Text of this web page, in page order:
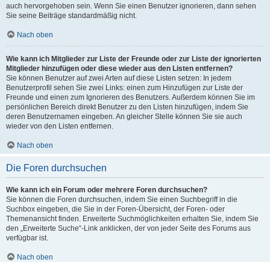
auch hervorgehoben sein. Wenn Sie einen Benutzer ignorieren, dann sehen
Sie seine Beiträge standardmäßig nicht.
Nach oben
Wie kann ich Mitglieder zur Liste der Freunde oder zur Liste der ignorierten
Mitglieder hinzufügen oder diese wieder aus den Listen entfernen?
Sie können Benutzer auf zwei Arten auf diese Listen setzen: In jedem
Benutzerprofil sehen Sie zwei Links: einen zum Hinzufügen zur Liste der
Freunde und einen zum Ignorieren des Benutzers. Außerdem können Sie im
persönlichen Bereich direkt Benutzer zu den Listen hinzufügen, indem Sie
deren Benutzernamen eingeben. An gleicher Stelle können Sie sie auch
wieder von den Listen entfernen.
Nach oben
Die Foren durchsuchen
Wie kann ich ein Forum oder mehrere Foren durchsuchen?
Sie können die Foren durchsuchen, indem Sie einen Suchbegriff in die
Suchbox eingeben, die Sie in der Foren-Übersicht, der Foren- oder
Themenansicht finden. Erweiterte Suchmöglichkeiten erhalten Sie, indem Sie
den „Erweiterte Suche“-Link anklicken, der von jeder Seite des Forums aus
verfügbar ist.
Nach oben